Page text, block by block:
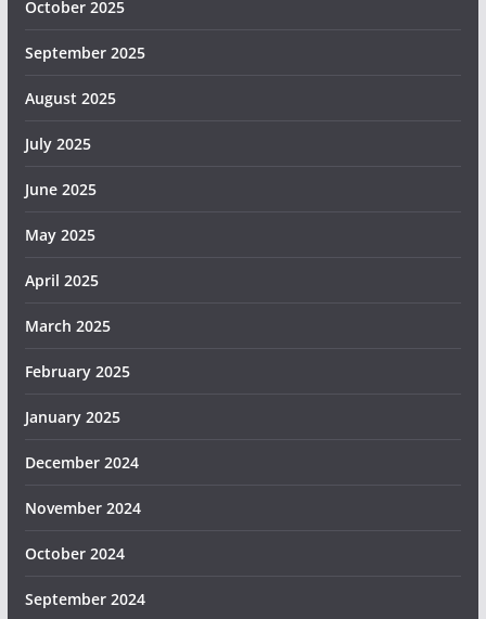
October 2025
September 2025
August 2025
July 2025
June 2025
May 2025
April 2025
March 2025
February 2025
January 2025
December 2024
November 2024
October 2024
September 2024